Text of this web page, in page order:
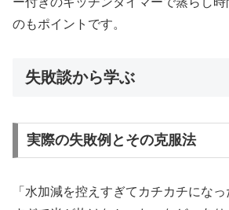
のもポイントです。
失敗談から学ぶ
実際の失敗例とその克服法
「水加減を控えすぎてカチカチにな